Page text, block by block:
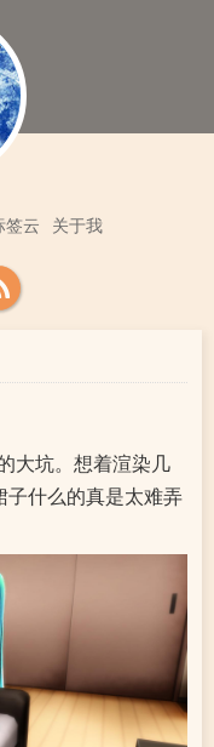
签云 关于我
大坑。想着渲染几
什么的真是太难弄